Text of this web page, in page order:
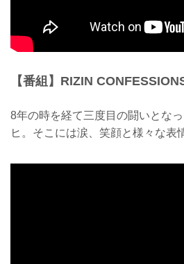
【番組】RIZIN
8年の時を経て三度目の闘いとな
ヒ。そこには涙、笑顔と様々な表